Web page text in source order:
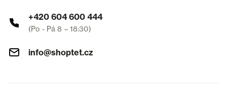
+420 604 600 444
(Po - Pá 8 – 18:30)
info@shoptet.cz